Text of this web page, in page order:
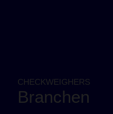
CHECKWEIGHERS
Branchen